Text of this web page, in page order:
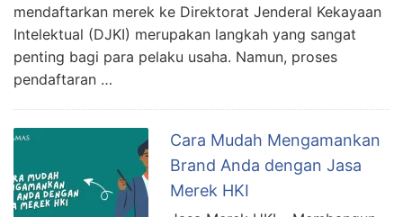
mendaftarkan merek ke Direktorat Jenderal Kekayaan
Intelektual (DJKI) merupakan langkah yang sangat
penting bagi para pelaku usaha. Namun, proses
pendaftaran …
Cara Mudah Mengamankan
Brand Anda dengan Jasa
Merek HKI